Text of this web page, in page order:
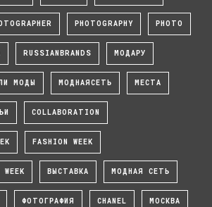
PHOTOGRAPHY PHOTO
RUSSIANBRANDS МОДАРУ
МОДЫ МОДНАЯСЕТЬ МЕСТА
COLLABORATION
FASHION WEEK
ВЫСТАВКА МОДНАЯ СЕТЬ
ФОТОГРАФИЯ CHANEL МОСКВА